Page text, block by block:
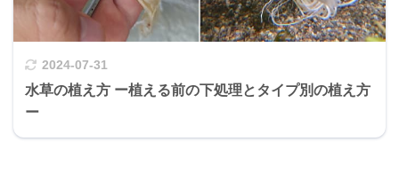
2024-07-31
水草の植え方 ー植える前の下処理とタイプ別の植え方
ー